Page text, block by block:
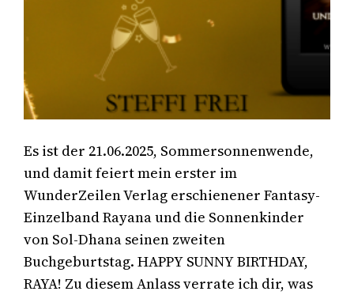
Es ist der 21.06.2025, Sommersonnenwende,
und damit feiert mein erster im
WunderZeilen Verlag erschienener Fantasy-
Einzelband Rayana und die Sonnenkinder
von Sol-Dhana seinen zweiten
Buchgeburtstag. HAPPY SUNNY BIRTHDAY,
RAYA! Zu diesem Anlass verrate ich dir, was